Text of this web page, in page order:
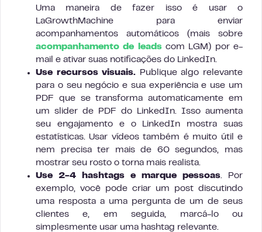
Uma maneira de fazer isso é usar o
LaGrowthMachine para enviar
acompanhamentos automáticos (mais sobre
acompanhamento de leadscom LGM) por e-
mail e ativar suas notificações do LinkedIn.
Use recursos visuais. Publique algo relevante
para o seu negócio e sua experiência e use um
PDF que se transforma automaticamente em
um slider de PDF do LinkedIn. Isso aumenta
seu engajamento e o LinkedIn mostra suas
estatísticas. Usar vídeos também é muito útil e
nem precisa ter mais de 60 segundos, mas
mostrar seu rosto o torna mais realista.
Use 2-4 hashtags e marque pessoas. Por
exemplo, você pode criar um post discutindo
uma resposta a uma pergunta de um de seus
clientes e, em seguida, marcá-lo ou
simplesmente usar uma hashtag relevante.